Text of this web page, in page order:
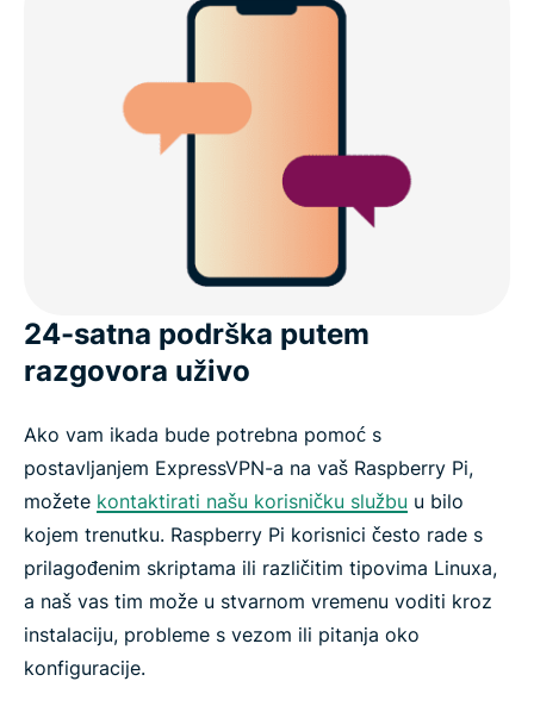
24-satna podrška putem
razgovora uživo
Ako vam ikada bude potrebna pomoć s
postavljanjem ExpressVPN-a na vaš Raspberry Pi,
možete kontaktirati našu korisničku službu u bilo
kojem trenutku. Raspberry Pi korisnici često rade s
prilagođenim skriptama ili različitim tipovima Linuxa,
a naš vas tim može u stvarnom vremenu voditi kroz
instalaciju, probleme s vezom ili pitanja oko
konfiguracije.